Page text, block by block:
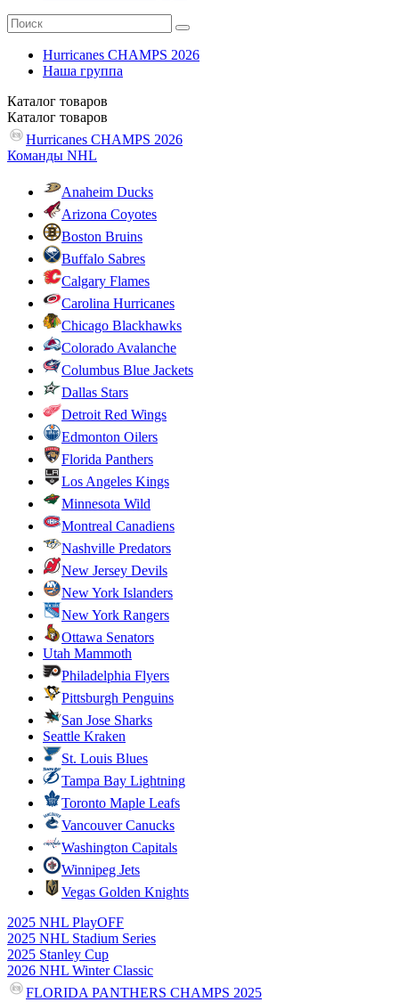
Hurricanes CHAMPS 2026
Наша группа
Каталог товаров
Каталог товаров
Hurricanes CHAMPS 2026
Команды NHL
Anaheim Ducks
Arizona Coyotes
Boston Bruins
Buffalo Sabres
Calgary Flames
Carolina Hurricanes
Chicago Blackhawks
Colorado Avalanche
Columbus Blue Jackets
Dallas Stars
Detroit Red Wings
Edmonton Oilers
Florida Panthers
Los Angeles Kings
Minnesota Wild
Montreal Canadiens
Nashville Predators
New Jersey Devils
New York Islanders
New York Rangers
Ottawa Senators
Utah Mammoth
Philadelphia Flyers
Pittsburgh Penguins
San Jose Sharks
Seattle Kraken
St. Louis Blues
Tampa Bay Lightning
Toronto Maple Leafs
Vancouver Canucks
Washington Capitals
Winnipeg Jets
Vegas Golden Knights
2025 NHL PlayOFF
2025 NHL Stadium Series
2025 Stanley Cup
2026 NHL Winter Classic
FLORIDA PANTHERS CHAMPS 2025